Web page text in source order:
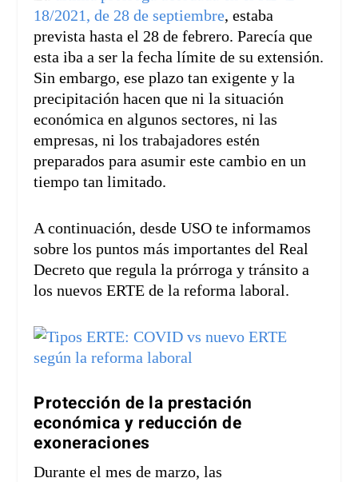
18/2021, de 28 de septiembre, estaba
prevista hasta el 28 de febrero. Parecía que
esta iba a ser la fecha límite de su extensión.
Sin embargo, ese plazo tan exigente y la
precipitación hacen que ni la situación
económica en algunos sectores, ni las
empresas, ni los trabajadores estén
preparados para asumir este cambio en un
tiempo tan limitado.
A continuación, desde USO te informamos
sobre los puntos más importantes del Real
Decreto que regula la prórroga y tránsito a
los nuevos ERTE de la reforma laboral.
Protección de la prestación
económica y reducción de
exoneraciones
Durante el mes de marzo, las